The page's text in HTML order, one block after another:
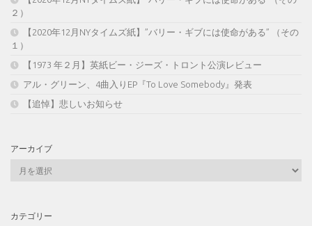
２）
【2020年12月NYタイムズ紙】”バリー・ギブには使命がある” （その
１）
【1973 年２月】英紙ビー・ジーズ・トロント公演レビュー
アル・グリーン、4曲入りEP『To Love Somebody』発表
【追悼】悲しいお知らせ
アーカイブ
ブ
カテゴリー